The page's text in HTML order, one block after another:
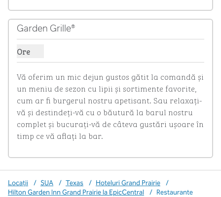
Garden Grille®
Ore
Afișare ore pentru Garden Grille®
Vă oferim un mic dejun gustos gătit la comandă și
un meniu de sezon cu lipii și sortimente favorite,
cum ar fi burgerul nostru apetisant. Sau relaxați-
vă și destindeți-vă cu o băutură la barul nostru
complet și bucurați-vă de câteva gustări ușoare în
timp ce vă aflați la bar.
Locații / SUA / Texas / Hoteluri Grand Prairie
/
Hilton Garden Inn Grand Prairie la EpicCentral
/ Restaurante